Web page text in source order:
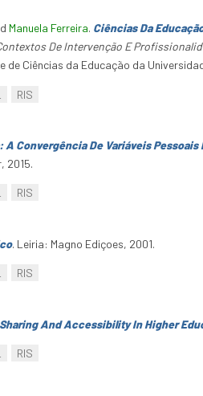
Manuela Ferreira. Ciências Da
De Intervenção E
Ciências da Educação da
RIS
Convergência De Variáveis Pessoais
2015.
RIS
. Leiria: Magno Ediçoes, 2001.
RIS
And Accessibility In Higher
RIS